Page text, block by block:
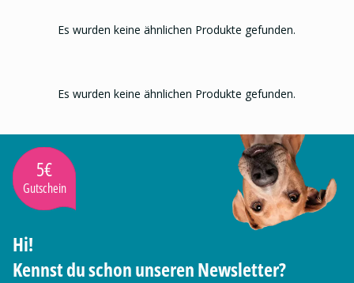
Es wurden keine ähnlichen Produkte gefunden.
Es wurden keine ähnlichen Produkte gefunden.
5€
Gutschein
Hi!
Kennst du schon unseren Newsletter?